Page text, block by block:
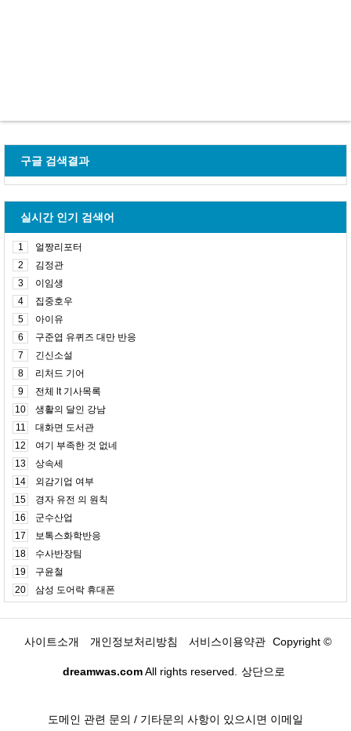
구글 검색결과
실시간 인기 검색어
1
얼짱리포터
2
김정관
3
이임생
4
집중호우
5
아이유
6
구준엽 유퀴즈 대만 반응
7
긴신소설
8
리처드 기어
9
전체 lt 기사목록
10
생활의 달인 강남
11
대화면 도서관
12
여기 부족한 것 없네
13
상속세
14
외감기업 여부
15
경자 유전 의 원칙
16
군수산업
17
보톡스화학반응
18
수사반장팀
19
구윤철
20
삼성 도어락 휴대폰
사이트소개 개인정보처리방침 서비스이용약관 Copyright ©
dreamwas.comAll rights reserved. 상단으로
도메인 관련 문의 / 기타문의 사항이 있으시면 이메일